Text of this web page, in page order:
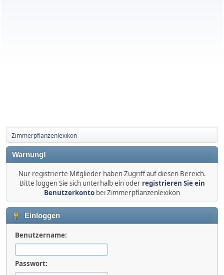
Zimmerpflanzenlexikon
Warnung!
Nur registrierte Mitglieder haben Zugriff auf diesen Bereich.
Bitte loggen Sie sich unterhalb ein oder registrieren Sie ein
Benutzerkonto bei Zimmerpflanzenlexikon
Einloggen
Benutzername:
Passwort: